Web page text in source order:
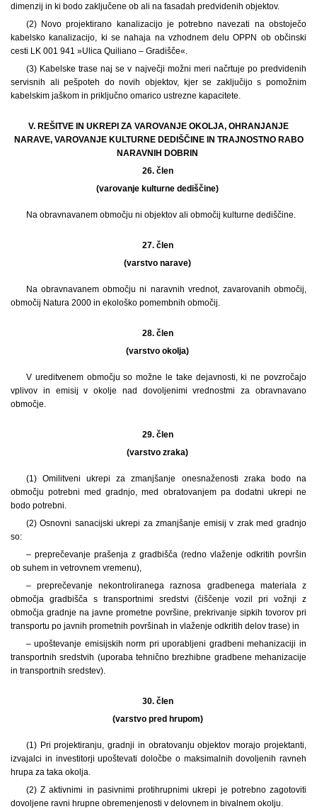
dimenzij in ki bodo zaključene ob ali na fasadah predvidenih objektov.
(2) Novo projektirano kanalizacijo je potrebno navezati na obstoječo
kabelsko kanalizacijo, ki se nahaja na vzhodnem delu OPPN ob občinski
cesti LK 001 941 »Ulica Quiliano – Gradišče«.
(3) Kabelske trase naj se v največji možni meri načrtuje po predvidenih
servisnih ali pešpoteh do novih objektov, kjer se zaključijo s pomožnim
kabelskim jaškom in priključno omarico ustrezne kapacitete.
V. REŠITVE IN UKREPI ZA VAROVANJE OKOLJA, OHRANJANJE
NARAVE, VAROVANJE KULTURNE DEDIŠČINE IN TRAJNOSTNO RABO
NARAVNIH DOBRIN
26. člen
(varovanje kulturne dediščine)
Na obravnavanem območju ni objektov ali območij kulturne dediščine.
27. člen
(varstvo narave)
Na obravnavanem območju ni naravnih vrednot, zavarovanih območij,
območij Natura 2000 in ekološko pomembnih območij.
28. člen
(varstvo okolja)
V ureditvenem območju so možne le take dejavnosti, ki ne povzročajo
vplivov in emisij v okolje nad dovoljenimi vrednostmi za obravnavano
območje.
29. člen
(varstvo zraka)
(1) Omilitveni ukrepi za zmanjšanje onesnaženosti zraka bodo na
območju potrebni med gradnjo, med obratovanjem pa dodatni ukrepi ne
bodo potrebni.
(2) Osnovni sanacijski ukrepi za zmanjšanje emisij v zrak med gradnjo
so:
– preprečevanje prašenja z gradbišča (redno vlaženje odkritih površin
ob suhem in vetrovnem vremenu),
– preprečevanje nekontroliranega raznosa gradbenega materiala z
območja gradbišča s transportnimi sredstvi (čiščenje vozil pri vožnji z
območja gradnje na javne prometne površine, prekrivanje sipkih tovorov pri
transportu po javnih prometnih površinah in vlaženje odkritih delov trase) in
– upoštevanje emisijskih norm pri uporabljeni gradbeni mehanizaciji in
transportnih sredstvih (uporaba tehnično brezhibne gradbene mehanizacije
in transportnih sredstev).
30. člen
(varstvo pred hrupom)
(1) Pri projektiranju, gradnji in obratovanju objektov morajo projektanti,
izvajalci in investitorji upoštevati določbe o maksimalnih dovoljenih ravneh
hrupa za taka okolja.
(2) Z aktivnimi in pasivnimi protihrupnimi ukrepi je potrebno zagotoviti
dovoljene ravni hrupne obremenjenosti v delovnem in bivalnem okolju.